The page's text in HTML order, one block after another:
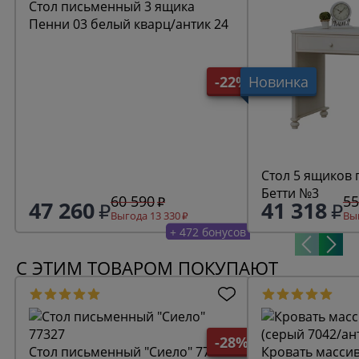
-22%
Стол письменный 3 ящика
Пенни 03 белый кварц/антик 24
47 260 60 590
Выгода 13 330
+ 472 бонусов
Новинка
Стол 5
Бетти №3
41 318
С ЭТИМ ТОВАРОМ ПОКУПАЮТ
-28%
Стол письменный "Сиело" 77327
Кровать